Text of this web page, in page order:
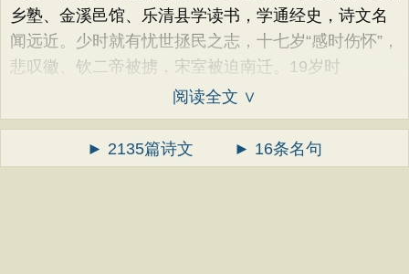
乡塾、金溪邑馆、乐清县学读书，学通经史，诗文名
闻远近。少时就有忧世拯民之志，十七岁“感时伤怀”，
悲叹徽、钦二帝被掳，宋室被迫南迁。19岁时
阅读全文 ∨
► 2135篇诗文 ► 16条名句